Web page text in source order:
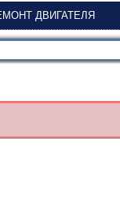
ДВИГАТЕЛЯ